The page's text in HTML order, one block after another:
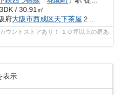
/ 30.91㎡
府大阪市西成区天下茶屋 ２丁目
ウントストアあり！ １０坪以上の庭あ
表示